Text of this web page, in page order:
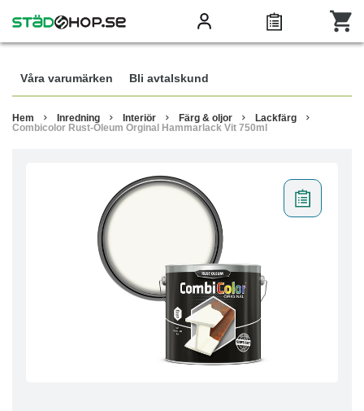
Våra varumärken Bli avtalskund
Hem Inredning Interiör Färg & oljor
Lackfärg
Combicolor Rust-Oleum Orginal Hammarlack Vit 750ml